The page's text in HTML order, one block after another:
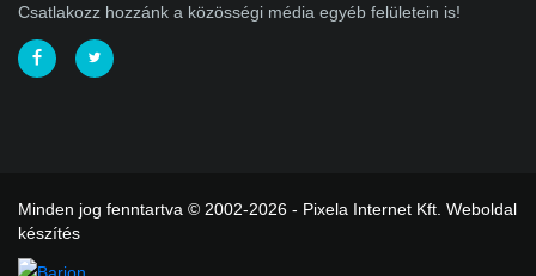
Csatlakozz hozzánk a közösségi média egyéb felületein is!
Minden jog fenntartva © 2002-2026 - Pixela Internet Kft. Weboldal
készítés